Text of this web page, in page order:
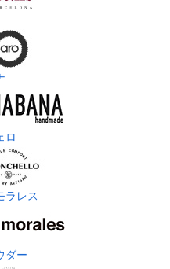
ロ
ラレス
ダー